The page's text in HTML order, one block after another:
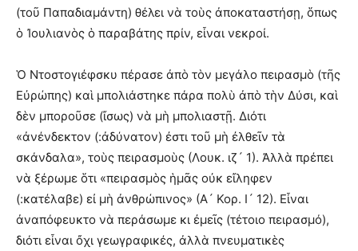
(τοῦ Παπαδιαμάντη) θέλει νὰ τοὺς ἀποκαταστήσῃ, ὅπως
ὁ Ἰουλιανὸς ὁ παραβάτης πρίν, εἶναι νεκροί.
Ὁ Ντοστογιέφσκυ πέρασε ἀπὸ τὸν μεγάλο πειρασμὸ (τῆς
Εὐρώπης) καὶ μπολιάστηκε πάρα πολὺ ἀπὸ τὴν Δύσι, καὶ
δὲν μποροῦσε (ἴσως) νὰ μὴ μπολιαστῇ. Διότι
«ἀνένδεκτον (:ἀδύνατον) ἐστι τοῦ μὴ ἐλθεῖν τὰ
σκάνδαλα», τοὺς πειρασμοὺς (Λουκ. ιζ´ 1). Ἀλλὰ πρέπει
νὰ ξέρωμε ὅτι «πειρασμὸς ἡμᾶς οὐκ εἴληφεν
(:κατέλαβε) εἰ μὴ ἀνθρώπινος» (Α´ Κορ. Ι´ 12). Εἶναι
ἀναπόφευκτο νὰ περάσωμε κι ἐμεῖς (τέτοιο πειρασμό),
διότι εἶναι ὄχι γεωγραφικές, ἀλλὰ πνευματικὲς